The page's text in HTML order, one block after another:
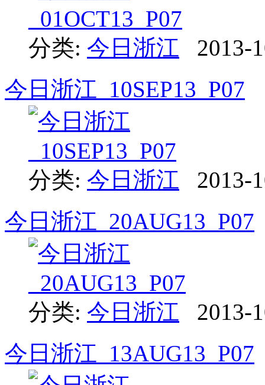
分类: 今日浙江
2013-
今日浙江_10SEP13_P07
分类: 今日浙江
2013-
今日浙江_20AUG13_P07
分类: 今日浙江
2013-
今日浙江_13AUG13_P07